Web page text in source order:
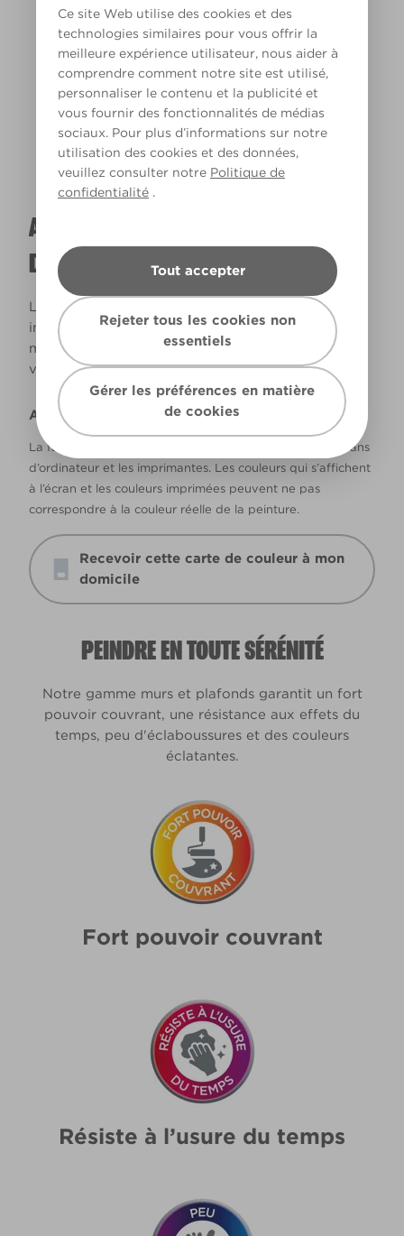
Ce site Web utilise des cookies et des
technologies similaires pour vous offrir la
meilleure expérience utilisateur, nous aider à
comprendre comment notre site est utilisé,
personnaliser le contenu et la publicité et
vous fournir des fonctionnalités de médias
sociaux. Pour plus d’informations sur notre
utilisation des cookies et des données,
veuillez consulter notre Politique de
confidentialité .
Tout accepter
Rejeter tous les cookies non
essentiels
Gérer les préférences en matière
de cookies
Lumière chaude
A QUOI RESSEMBLERA CETTE COULEUR
DANS VOTRE MAISON ?
La lumière naturelle et l’éclairage jouent un rôle
important sur le rendu des couleurs dans votre
maison. Utilisez cet outil pour voir le rendu de
votre couleur en fonction de la lumière.
Avertissement
La façon dont les couleurs s’affichent varie selon les écrans
d’ordinateur et les imprimantes. Les couleurs qui s’affichent
à l’écran et les couleurs imprimées peuvent ne pas
correspondre à la couleur réelle de la peinture.
Recevoir cette carte de couleur à mon
domicile
PEINDRE EN TOUTE SÉRÉNITÉ
Notre gamme murs et plafonds garantit un fort
pouvoir couvrant, une résistance aux effets du
temps, peu d'éclaboussures et des couleurs
éclatantes.
Fort pouvoir couvrant
Résiste à l’usure du temps